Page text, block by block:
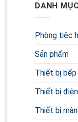
DANH
Phòng tiệc
Sản phẩm
Thiết bị
Thiết bị
Thiết bị